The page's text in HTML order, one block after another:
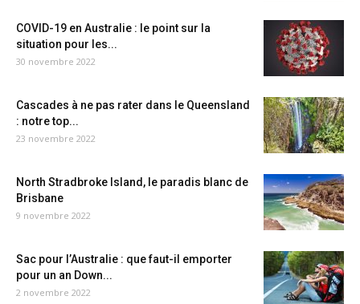
COVID-19 en Australie : le point sur la
situation pour les...
30 novembre 2022
Cascades à ne pas rater dans le Queensland
: notre top...
23 novembre 2022
North Stradbroke Island, le paradis blanc de
Brisbane
9 novembre 2022
Sac pour l’Australie : que faut-il emporter
pour un an Down...
2 novembre 2022